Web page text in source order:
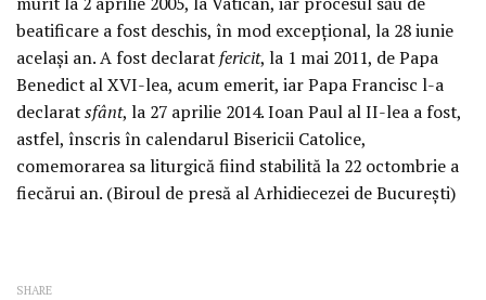
beatificare a fost deschis, în mod excepțional, la 28 iunie
același an. A fost declarat fericit, la 1 mai 2011, de Papa
Benedict al XVI-lea, acum emerit, iar Papa Francisc l-a
declaratsfânt, la 27 aprilie 2014. Ioan Paul al II-lea a fost,
astfel, înscris în calendarul Bisericii Catolice,
comemorarea sa liturgică fiind stabilită la 22 octombrie a
fiecărui an. (Biroul de presă al Arhidiecezei de București)
SHARE